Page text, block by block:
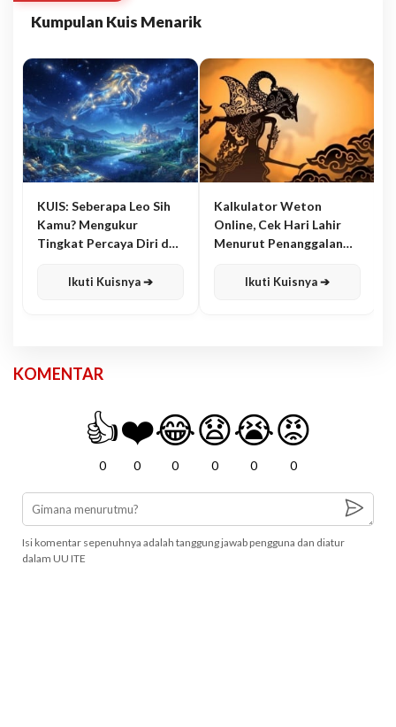
Kumpulan Kuis Menarik
KUIS: Seberapa Leo Sih
Kamu? Mengukur
Tingkat Percaya Diri dan
Ikuti Kuisnya ➔
Kalkulator Weton
Online, Cek Hari Lahir
Menurut Penanggalan
Ikuti Kuisnya ➔
KOMENTAR
👍
0
❤️
0
😂
0
😧
0
😭
0
😡
0
Isi komentar sepenuhnya adalah tanggung jawab pengguna dan diatur
dalam UU ITE